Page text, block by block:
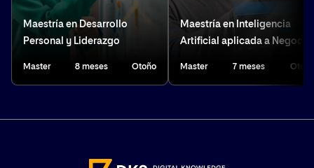
Maestría en Desarrollo
Personal y Liderazgo
Master 8 meses Otoño
Maestría en Inteligencia
Artificial aplicada a Negocio
Master 7 meses Otoño